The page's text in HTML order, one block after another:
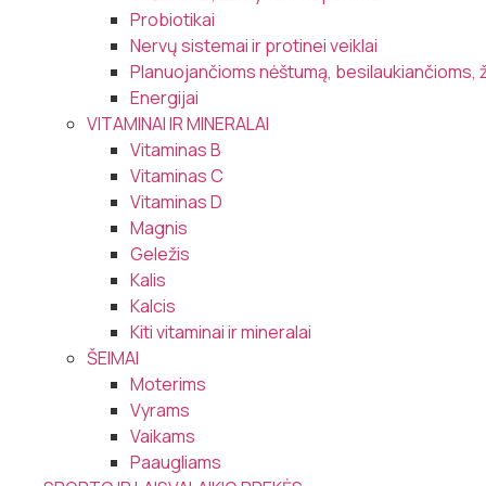
Probiotikai
Nervų sistemai ir protinei veiklai
Planuojančioms nėštumą, besilaukiančioms,
Energijai
VITAMINAI IR MINERALAI
Vitaminas B
Vitaminas C
Vitaminas D
Magnis
Geležis
Kalis
Kalcis
Kiti vitaminai ir mineralai
ŠEIMAI
Moterims
Vyrams
Vaikams
Paaugliams